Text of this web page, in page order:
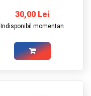
30,00 Lei
Indisponibil momentan